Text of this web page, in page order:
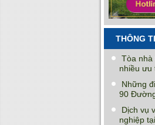
THÔNG
Tòa nhà
nhiều ưu
Những
90
Dịch vụ
nghiệp